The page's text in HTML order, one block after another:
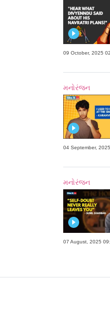
09 October, 2025
મનોરંજન
04 September,
મનોરંજન
07 August, 2025